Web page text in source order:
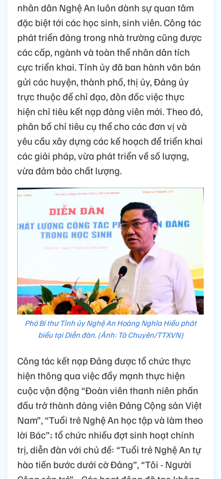
nhân dân Nghệ An luôn dành sự quan tâm
đặc biệt tới các học sinh, sinh viên. Công tác
phát triển đảng trong nhà trường cũng được
các cấp, ngành và toàn thể nhân dân tích
cực triển khai. Tỉnh ủy đã ban hành văn bản
gửi các huyện, thành phố, thị ủy, Đảng ủy
trực thuộc để chỉ đạo, đôn đốc việc thực
hiện chỉ tiêu kết nạp đảng viên mới. Theo đó,
phân bổ chỉ tiêu cụ thể cho các đơn vị và
yêu cầu xây dựng các kế hoạch để triển khai
các giải pháp, vừa phát triển về số lượng,
vừa đảm bảo chất lượng.
Phó Bí thư Tỉnh ủy Nghệ An Hoàng Nghĩa Hiếu phát
biểu tại Diễn đàn. (Ảnh: Tá Chuyên/TTXVN)
Công tác kết nạp Đảng được tổ chức thực
hiện thông qua việc đẩy mạnh thực hiện
cuộc vận động “Đoàn viên thanh niên phấn
đấu trở thành đảng viên Đảng Cộng sản Việt
Nam”, “Tuổi trẻ Nghệ An học tập và làm theo
lời Bác”; tổ chức nhiều đợt sinh hoạt chính
trị, diễn đàn với chủ đề: “Tuổi trẻ Nghệ An tự
hào tiến bước dưới cờ Đảng”, “Tôi - Người